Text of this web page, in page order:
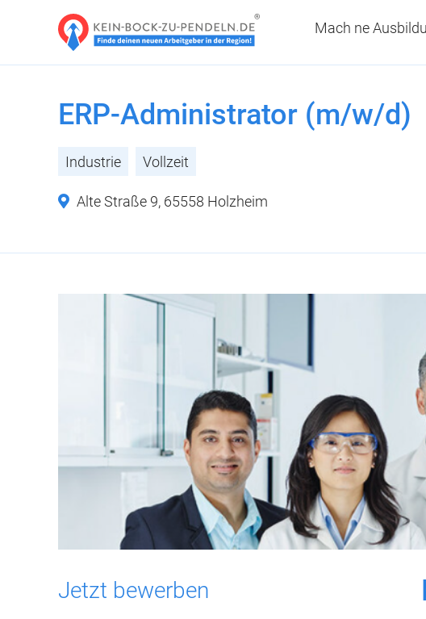
Mach ne
ERP-Administrator (m/w/d)
Industrie Vollzeit
Alte Straße 9, 65558 Holzheim
Jetzt bewerben